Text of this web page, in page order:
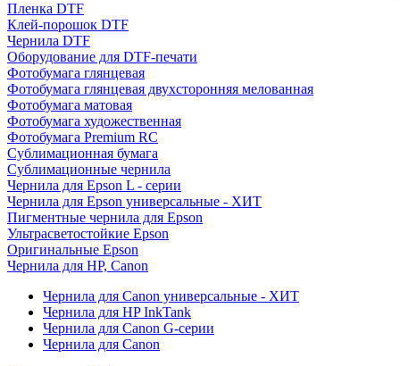
Пленка DTF
Клей-порошок DTF
Чернила DTF
Оборудование для DTF-печати
Фотобумага глянцевая
Фотобумага глянцевая двухсторонняя мелованная
Фотобумага матовая
Фотобумага художественная
Фотобумага Premium RC
Сублимационная бумага
Сублимационные чернила
Чернила для Epson L - серии
Чернила для Epson универсальные - ХИТ
Пигментные чернила для Epson
Ультрасветостойкие Epson
Оригинальные Epson
Чернила для HP, Canon
Чернила для Canon универсальные - ХИТ
Чернила для HP InkTank
Чернила для Canon G-серии
Чернила для Canon